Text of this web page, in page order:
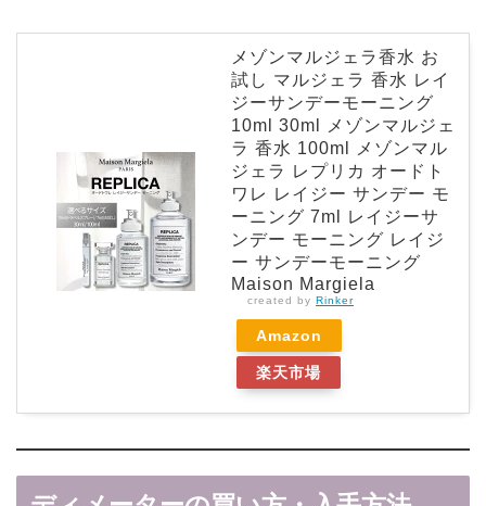
メゾンマルジェラ香水 お
試し マルジェラ 香水 レイ
ジーサンデーモーニング
10ml 30ml メゾンマルジェ
ラ 香水 100ml メゾンマル
ジェラ レプリカ オードト
ワレ レイジー サンデー モ
ーニング 7ml レイジーサ
ンデー モーニング レイジ
ー サンデーモーニング
Maison Margiela
created by Rinker
Amazon
楽天市場